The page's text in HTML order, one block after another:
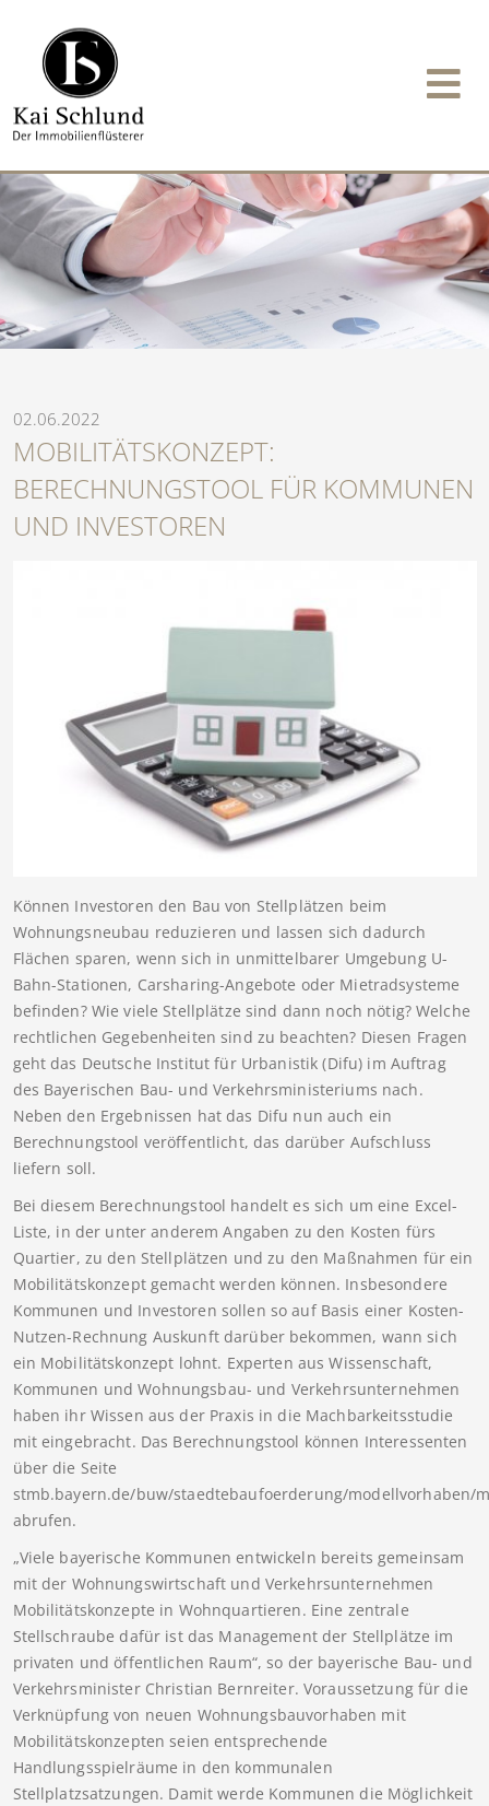
02.06.2022
MOBILITÄTSKONZEPT:
BERECHNUNGSTOOL FÜR KOMMUNEN
UND INVESTOREN
Können Investoren den Bau von Stellplätzen beim
Wohnungsneubau reduzieren und lassen sich dadurch
Flächen sparen, wenn sich in unmittelbarer Umgebung U-
Bahn-Stationen, Carsharing-Angebote oder Mietradsysteme
befinden? Wie viele Stellplätze sind dann noch nötig? Welche
rechtlichen Gegebenheiten sind zu beachten? Diesen Fragen
geht das Deutsche Institut für Urbanistik (Difu) im Auftrag
des Bayerischen Bau- und Verkehrsministeriums nach.
Neben den Ergebnissen hat das Difu nun auch ein
Berechnungstool veröffentlicht, das darüber Aufschluss
liefern soll.
Bei diesem Berechnungstool handelt es sich um eine Excel-
Liste, in der unter anderem Angaben zu den Kosten fürs
Quartier, zu den Stellplätzen und zu den Maßnahmen für ein
Mobilitätskonzept gemacht werden können. Insbesondere
Kommunen und Investoren sollen so auf Basis einer Kosten-
Nutzen-Rechnung Auskunft darüber bekommen, wann sich
ein Mobilitätskonzept lohnt. Experten aus Wissenschaft,
Kommunen und Wohnungsbau- und Verkehrsunternehmen
haben ihr Wissen aus der Praxis in die Machbarkeitsstudie
mit eingebracht. Das Berechnungstool können Interessenten
über die Seite
stmb.bayern.de/buw/staedtebaufoerderung/modellvorhaben/
abrufen.
„Viele bayerische Kommunen entwickeln bereits gemeinsam
mit der Wohnungswirtschaft und Verkehrsunternehmen
Mobilitätskonzepte in Wohnquartieren. Eine zentrale
Stellschraube dafür ist das Management der Stellplätze im
privaten und öffentlichen Raum“, so der bayerische Bau- und
Verkehrsminister Christian Bernreiter. Voraussetzung für die
Verknüpfung von neuen Wohnungsbauvorhaben mit
Mobilitätskonzepten seien entsprechende
Handlungsspielräume in den kommunalen
Stellplatzsatzungen. Damit werde Kommunen die Möglichkeit